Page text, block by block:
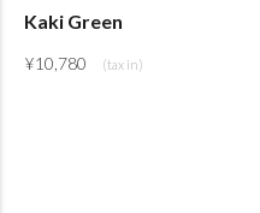
Kaki Green
¥10,780